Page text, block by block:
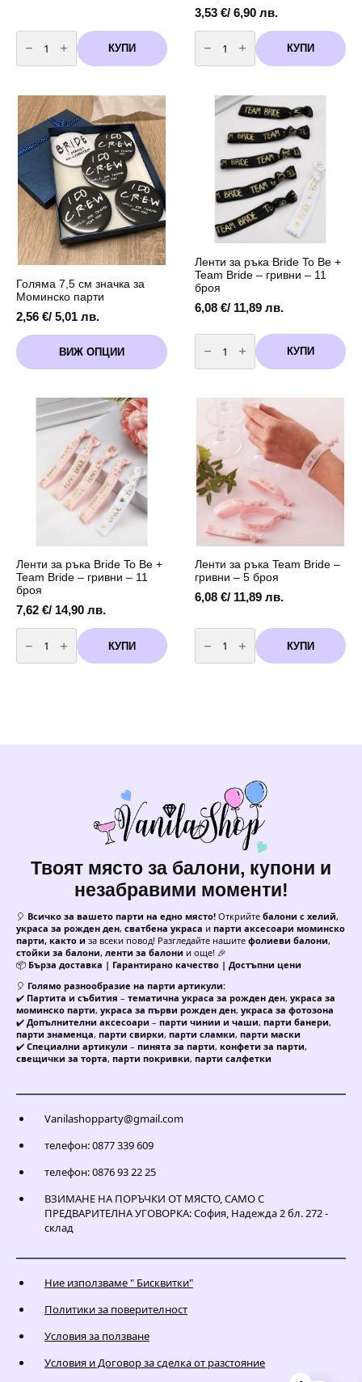
количество
за
Временни
татуировки
парти
в
злато
КУПИ
3,53 €/ 6,90 лв.
количество
за
Временни
татуировки
парти
злато
КУПИ
Голяма 7,5 см значка за
Моминско парти
2,56 €/ 5,01 лв.
ВИЖ ОПЦИИ
This
product
has
variants.
options
chosen
Ленти за ръка Bride To Be +
Team Bride – гривни – 11
броя
6,08 €/ 11,89 лв.
количество
за
Ленти
за
To
Team
Bride
-
гривни
-
11
броя
КУПИ
Ленти за ръка Bride To Be +
Team Bride – гривни – 11
броя
7,62 €/ 14,90 лв.
количество
за
Ленти
за
-
КУПИ
Ленти за ръка Team Bride –
гривни – 5 броя
6,08 €/ 11,89 лв.
количество
за
Ленти
за
броя
КУПИ
Твоят място за балони, купони и
незабравими моменти!
🎈 Всичко за вашето парти на едно място! Открийте балони с хелий,
украса за рожден ден, сватбена украса и парти аксесоари моминско
парти, както и за всеки повод! Разгледайте нашите фолиеви балони,
стойки за балони, ленти за балони и още! 🎉
📦 Бърза доставка | Гарантирано качество | Достъпни цени
🎈 Голямо разнообразие на парти артикули:
✔️ Партита и събития – тематична украса за рожден ден, украса за
моминско парти, украса за първи рожден ден, украса за фотозона
✔️ Допълнителни аксесоари – парти чинии и чаши, парти банери,
парти знаменца, парти свирки, парти сламки, парти маски
✔️ Специални артикули – пинята за парти, конфети за парти,
свещички за торта, парти покривки, парти салфетки
Vanilashopparty@gmail.com
телефон: 0877 339 609
телефон: 0876 93 22 25
ВЗИМАНЕ НА ПОРЪЧКИ ОТ МЯСТО, САМО С
ПРЕДВАРИТЕЛНА УГОВОРКА: София, Надежда 2 бл. 272 -
склад
Ние използваме " Бисквитки"
Политики за поверителност
Условия за ползване
Условия и Договор за сделка от разстояние